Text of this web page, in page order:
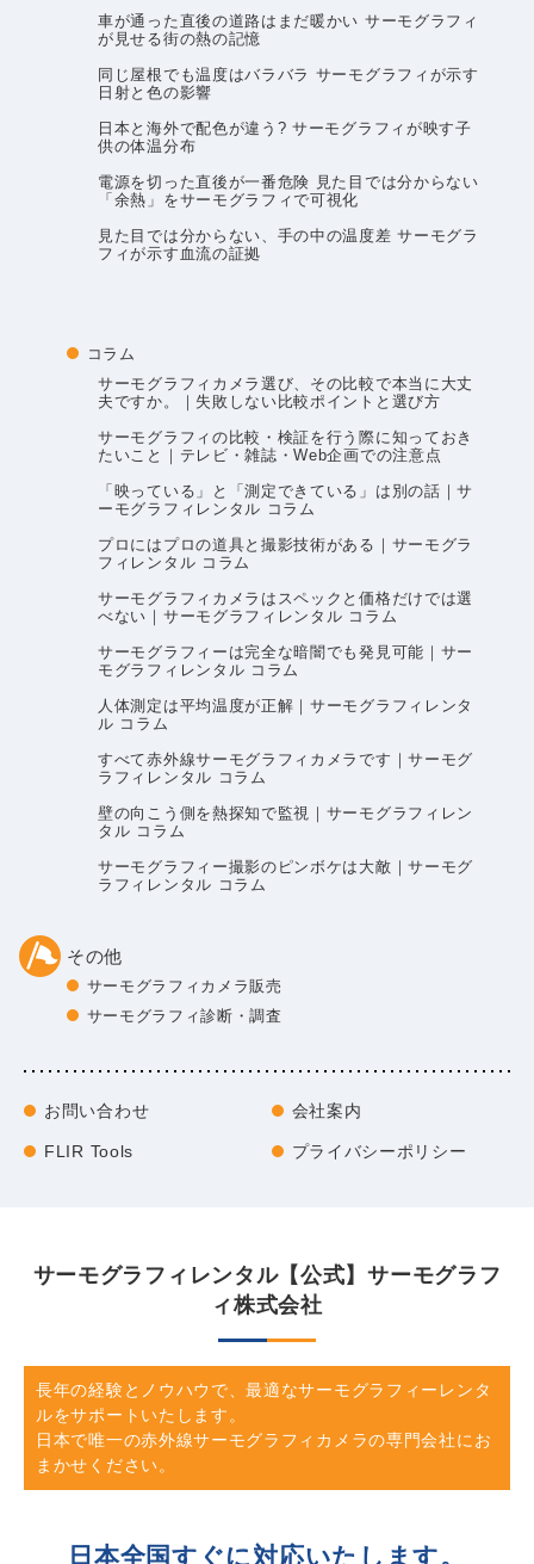
車が通った直後の道路はまだ暖かい サーモグラフィ
が見せる街の熱の記憶
同じ屋根でも温度はバラバラ サーモグラフィが示す
日射と色の影響
日本と海外で配色が違う? サーモグラフィが映す子
供の体温分布
電源を切った直後が一番危険 見た目では分からない
「余熱」をサーモグラフィで可視化
見た目では分からない、手の中の温度差 サーモグラ
フィが示す血流の証拠
コラム
サーモグラフィカメラ選び、その比較で本当に大丈
夫ですか。｜失敗しない比較ポイントと選び方
サーモグラフィの比較・検証を行う際に知っておき
たいこと｜テレビ・雑誌・Web企画での注意点
「映っている」と「測定できている」は別の話｜サ
ーモグラフィレンタル コラム
プロにはプロの道具と撮影技術がある｜サーモグラ
フィレンタル コラム
サーモグラフィカメラはスペックと価格だけでは選
べない｜サーモグラフィレンタル コラム
サーモグラフィーは完全な暗闇でも発見可能｜サー
モグラフィレンタル コラム
人体測定は平均温度が正解｜サーモグラフィレンタ
ル コラム
すべて赤外線サーモグラフィカメラです｜サーモグ
ラフィレンタル コラム
壁の向こう側を熱探知で監視｜サーモグラフィレン
タル コラム
サーモグラフィー撮影のピンボケは大敵｜サーモグ
ラフィレンタル コラム
その他
サーモグラフィカメラ販売
サーモグラフィ診断・調査
お問い合わせ 会社案内
FLIR Tools プライバシーポリシー
サーモグラフィレンタル【公式】サーモグラフ
ィ株式会社
長年の経験とノウハウで、最適なサーモグラフィーレンタ
ルをサポートいたします。
日本で唯一の赤外線サーモグラフィカメラの専門会社にお
まかせください。
日本全国すぐに対応いたします。